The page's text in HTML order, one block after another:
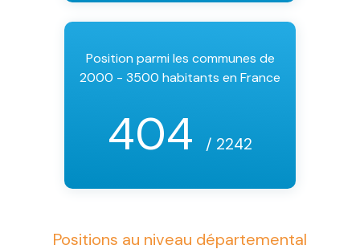
Position parmi les communes de
2000 - 3500 habitants en France
404 / 2242
Positions au niveau départemental